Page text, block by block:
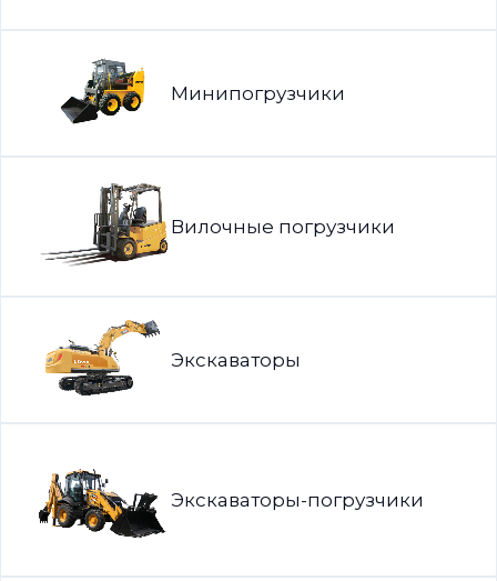
Минипогрузчики
Вилочные погрузчики
Экскаваторы
Экскаваторы-погрузчики